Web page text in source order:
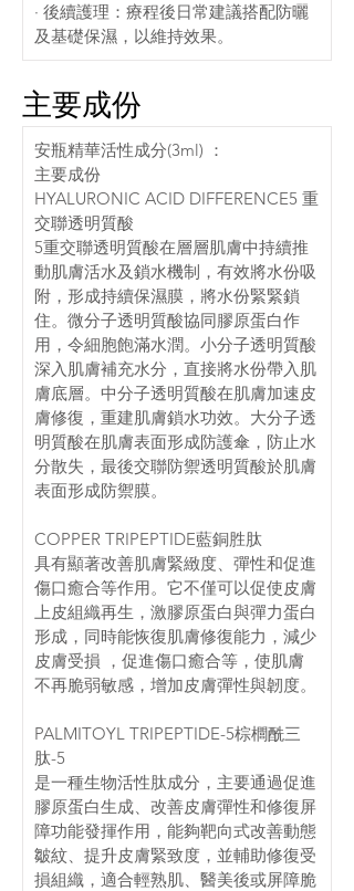
· 後續護理：療程後日常建議搭配防曬
及基礎保濕，以維持效果。
主要成份
安瓶精華活性成分(3ml) ：
主要成份
HYALURONIC ACID DIFFERENCE5 重
交聯透明質酸
5重交聯透明質酸在層層肌膚中持續推
動肌膚活水及鎖水機制，有效將水份吸
附，形成持續保濕膜，將水份緊緊鎖
住。微分子透明質酸協同膠原蛋白作
用，令細胞飽滿水潤。小分子透明質酸
深入肌膚補充水分，直接將水份帶入肌
膚底層。中分子透明質酸在肌膚加速皮
膚修復，重建肌膚鎖水功效。大分子透
明質酸在肌膚表面形成防護傘，防止水
分散失，最後交聯防禦透明質酸於肌膚
表面形成防禦膜。
COPPER TRIPEPTIDE藍銅胜肽
具有顯著改善肌膚緊緻度、彈性和促進
傷口癒合等作用。它不僅可以促使皮膚
上皮組織再生，激膠原蛋白與彈力蛋白
形成，同時能恢復肌膚修復能力，減少
皮膚受損 ，促進傷口癒合等，使肌膚
不再脆弱敏感，增加皮膚彈性與韌度。
PALMITOYL TRIPEPTIDE-5棕櫚酰三
肽-5
是一種生物活性肽成分，主要通過促進
膠原蛋白生成、改善皮膚彈性和修復屏
障功能發揮作用，能夠靶向式改善動態
皺紋、提升皮膚緊致度，並輔助修復受
損組織，適合輕熟肌、醫美後或屏障脆